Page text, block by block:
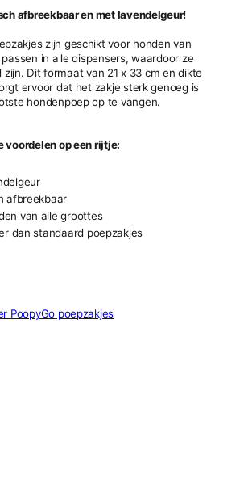
afbreekbaar en met lavendelgeur!
zijn geschikt voor honden van
in alle dispensers, waardoor ze
zijn. Dit formaat van 21 x 33 cm en dikte
ervoor dat het zakje sterk genoeg is
hondenpoep op te vangen.
voordelen op een rijtje:
afbreekbaar
van alle groottes
dan standaard poepzakjes
PoopyGo poepzakjes